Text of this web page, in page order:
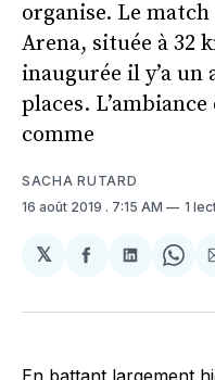
organise. Le match
Arena, située à 32
inaugurée il y’a un
places.
comme
SACHA RUTARD
16 août 2019 . 7:15 AM 1
𝕏
Partager
Facebook
Partager
LinkedIn
En battant largement